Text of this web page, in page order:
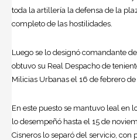
toda la artillería la defensa de la
completo de las hostilidades.
Luego se lo designó comandante
obtuvo su Real Despacho de
Milicias Urbanas el 16 de febrero de
En este puesto se mantuvo leal en
lo desempeñó hasta el 15 de
Cisneros lo separó del servicio, con